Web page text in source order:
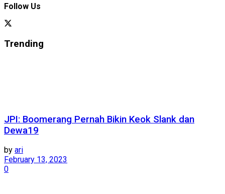
Follow Us
Trending
JPI: Boomerang Pernah Bikin Keok Slank dan
Dewa19
by ari
February 13, 2023
0